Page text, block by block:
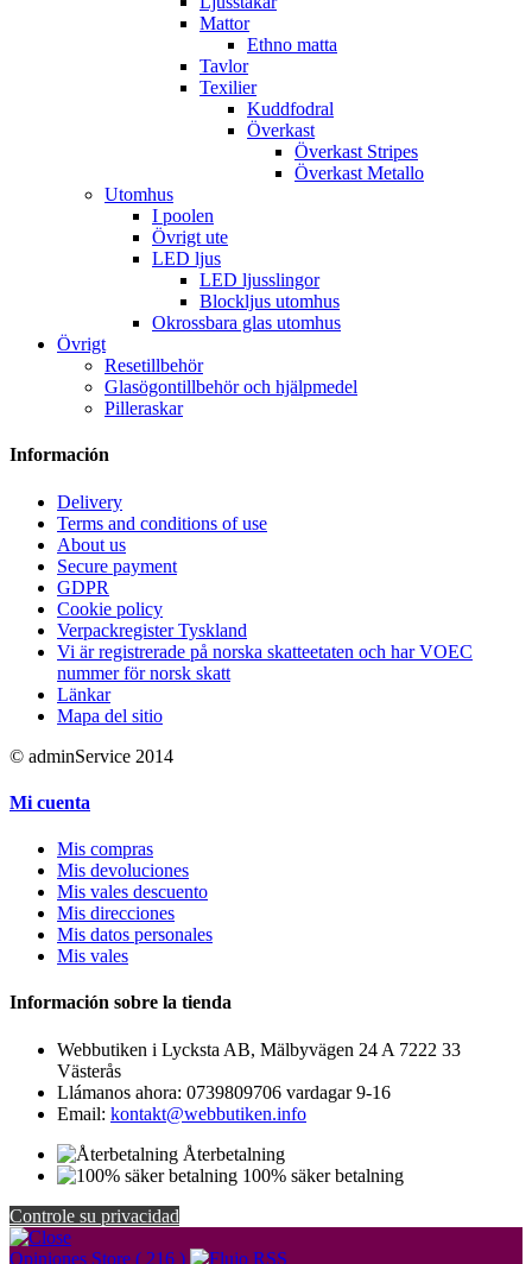
Mattor
Ethno matta
Tavlor
Texilier
Kuddfodral
Överkast
Överkast Stripes
Överkast Metallo
Utomhus
I poolen
Övrigt ute
LED ljus
LED ljusslingor
Blockljus utomhus
Okrossbara glas utomhus
Övrigt
Resetillbehör
Glasögontillbehör och hjälpmedel
Pilleraskar
Información
Delivery
Terms and conditions of use
About us
Secure payment
GDPR
Cookie policy
Verpackregister Tyskland
Vi är registrerade på norska skatteetaten och har VOEC
nummer för norsk skatt
Länkar
Mapa del sitio
© adminService 2014
Mi cuenta
Mis compras
Mis devoluciones
Mis vales descuento
Mis direcciones
Mis datos personales
Mis vales
Información sobre la tienda
Webbutiken i Lycksta AB, Mälbyvägen 24 A 7222 33
Västerås
Llámanos ahora: 0739809706 vardagar 9-16
Email: kontakt@webbutiken.info
Återbetalning
100% säker betalning
Controle su privacidad
Opiniones Store ( 216 )